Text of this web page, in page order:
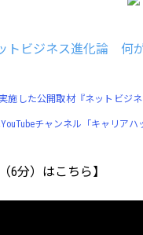
トビジネス進化論 何
施した公開取材『ネットビジ
チャンネル「キャリア
6分）はこちら】